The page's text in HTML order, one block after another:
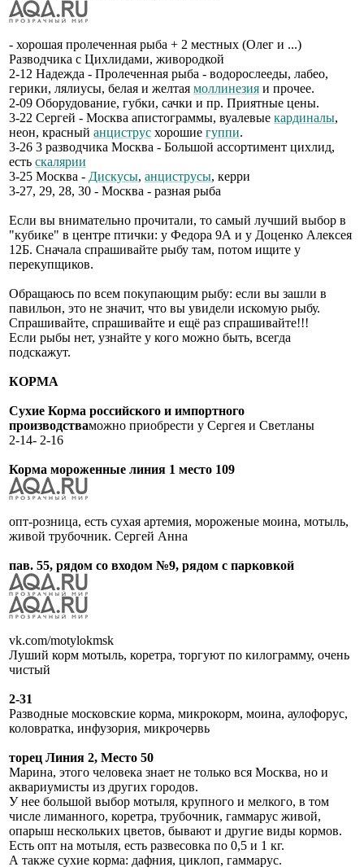
- хорошая пролеченная рыба + 2 местных (Олег и ...)
Разводчика с Цихлидами, живородкой
2-12 Надежда - Пролеченная рыба - водорослееды, лабео,
герики, лялиусы, белая и желтая моллинезия и прочее.
2-09 Оборудование, губки, сачки и пр. Приятные цены.
3-22 Сергей - Москва апистограммы, вуалевые кардиналы,
неон, красный анциструс хорошие гуппи.
3-26 3 разводчика Москва - Большой ассортимент цихлид,
есть скалярии
3-25 Москва - Дискусы, анциструсы, керри
3-27, 29, 28, 30 - Москва - разная рыба
Если вы внимательно прочитали, то самый лучший выбор в
"кубике" в центре птички: у Федора 9А и у Доценко Алексея
12Б. Сначала спрашивайте рыбу там, потом ищите у
перекупщиков.
Обращаюсь по всем покупающим рыбу: если вы зашли в
павильон, это не значит, что вы увидели искомую рыбу.
Спрашивайте, спрашивайте и ещё раз спрашивайте!!!
Если рыбы нет, узнайте у кого можно быть, всегда
подскажут.
КОРМА
Сухие Корма российского и импортного
производстваможно приобрести у Сергея и Светланы
2-14- 2-16
Корма мороженные линия 1 место 109
опт-розница, есть сухая артемия, мороженые моина, мотыль,
живой трубочник. Сергей Анна
пав. 55, рядом со входом №9, рядом с парковкой
vk.com/motylokmsk
Луший корм мотыль, коретра, торгуют по килограмму, очень
чистый
2-31
Разводные московские корма, микрокорм, моина, аулофорус,
коловратка, инфузория, микрочервь
торец Линия 2, Место 50
Марина, этого человека знает не только вся Москва, но и
аквариумисты из других городов.
У нее большой выбор мотыля, крупного и мелкого, в том
числе лиманного, коретра, трубочник, гаммарус живой,
опарыш нескольких цветов, бывают и другие виды кормов.
Есть опт на мотыля, есть развесовка по 0,5 и 1 кг.
А также сухие корма: дафния, циклоп, гаммарус.